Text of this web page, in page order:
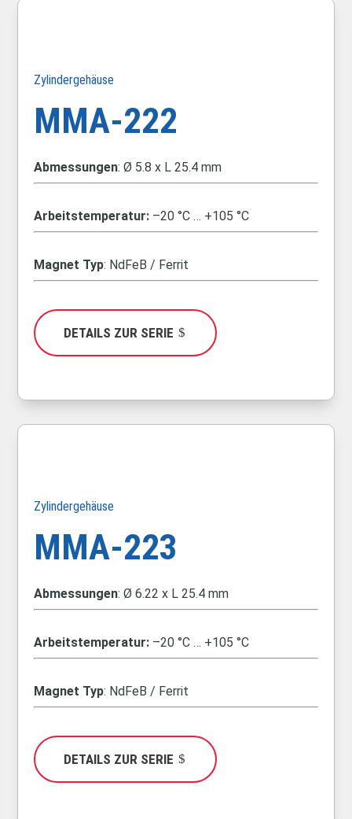
Zylindergehäuse
MMA-222
Abmessungen: Ø 5.8 x L 25.4 mm
Arbeitstemperatur: –20 °C … +105 °C
Magnet Typ: NdFeB / Ferrit
DETAILS ZUR SERIE
Zylindergehäuse
MMA-223
Abmessungen: Ø 6.22 x L 25.4 mm
Arbeitstemperatur: –20 °C … +105 °C
Magnet Typ: NdFeB / Ferrit
DETAILS ZUR SERIE